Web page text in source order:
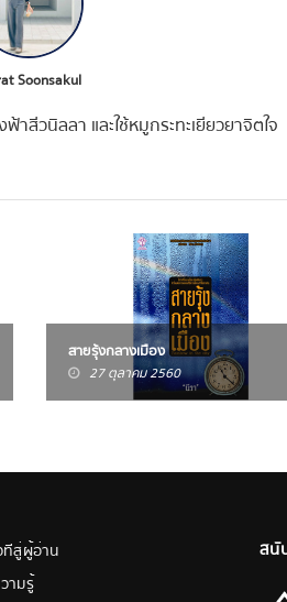
Soonsakul
สีวนิลลา และใช้หมูกระทะเยียวยาจิตใจ
สายรุ้งกลางเมือง
27 ตุลาคม 2560
ทีสู่ผู้อ่าน
ามรู้
สนั